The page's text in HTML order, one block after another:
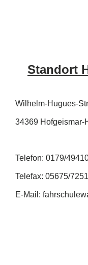
Standort
Wilhelm-Hugues-
34369 Hofgeismar-
Telefon: 0179/
Telefax: 05675/
E-Mail: